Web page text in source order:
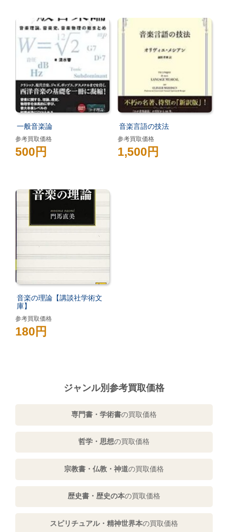
一般音楽論
参考買取価格
500円
音楽言語の技法
参考買取価格
1,500円
音楽の理論【講談社学術文
庫】
参考買取価格
180円
ジャンル別参考買取価格
専門書・学術書の買取価格
哲学・思想の買取価格
宗教書・仏教・神道の買取価格
歴史書・歴史の本の買取価格
スピリチュアル・精神世界本の買取価格